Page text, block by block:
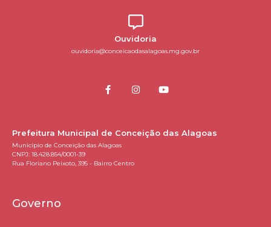
Ouvidoria
ouvidoria@conceicaodasalagoas.mg.gov.br
Prefeitura Municipal de Conceição das Alagoas
Município de Conceição das Alagoas
CNPJ: 18.428.854/0001-39
Rua Floriano Peixoto, 395 - Bairro Centro
Governo